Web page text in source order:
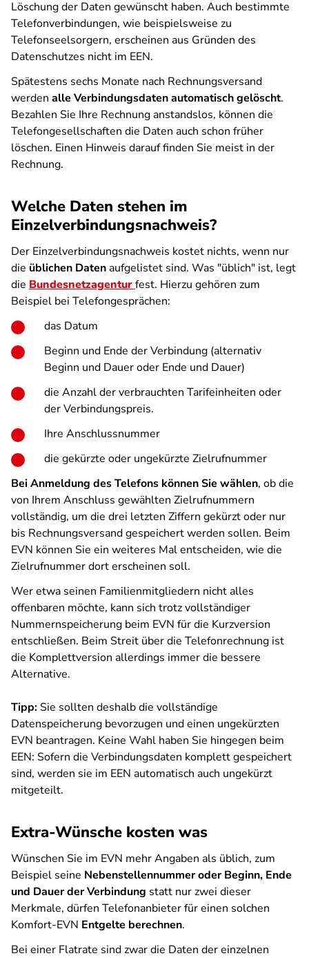
Löschung der Daten gewünscht haben. Auch bestimmte
Telefonverbindungen, wie beispielsweise zu
Telefonseelsorgern, erscheinen aus Gründen des
Datenschutzes nicht im EEN.
Spätestens sechs Monate nach Rechnungsversand
werden alle Verbindungsdaten automatisch gelöscht.
Bezahlen Sie Ihre Rechnung anstandslos, können die
Telefongesellschaften die Daten auch schon früher
löschen. Einen Hinweis darauf finden Sie meist in der
Rechnung.
Welche Daten stehen im
Einzelverbindungsnachweis?
Der Einzelverbindungsnachweis kostet nichts, wenn nur
die üblichen Datenaufgelistet sind. Was "üblich" ist, legt
die Bundesnetzagenturfest. Hierzu gehören zum
Beispiel bei Telefongesprächen:
das Datum
Beginn und Ende der Verbindung (alternativ
Beginn und Dauer oder Ende und Dauer)
die Anzahl der verbrauchten Tarifeinheiten oder
der Verbindungspreis.
Ihre Anschlussnummer
die gekürzte oder ungekürzte Zielrufnummer
Bei Anmeldung des Telefons können Sie wählen, ob die
von Ihrem Anschluss gewählten Zielrufnummern
vollständig, um die drei letzten Ziffern gekürzt oder nur
bis Rechnungsversand gespeichert werden sollen. Beim
EVN können Sie ein weiteres Mal entscheiden, wie die
Zielrufnummer dort erscheinen soll.
Wer etwa seinen Familienmitgliedern nicht alles
offenbaren möchte, kann sich trotz vollständiger
Nummernspeicherung beim EVN für die Kurzversion
entschließen. Beim Streit über die Telefonrechnung ist
die Komplettversion allerdings immer die bessere
Alternative.
Tipp: Sie sollten deshalb die vollständige
Datenspeicherung bevorzugen und einen ungekürzten
EVN beantragen. Keine Wahl haben Sie hingegen beim
EEN: Sofern die Verbindungsdaten komplett gespeichert
sind, werden sie im EEN automatisch auch ungekürzt
mitgeteilt.
Extra-Wünsche kosten was
Wünschen Sie im EVN mehr Angaben als üblich, zum
Beispiel seine Nebenstellennummer oder Beginn, Ende
und Dauer der Verbindung statt nur zwei dieser
Merkmale, dürfen Telefonanbieter für einen solchen
Komfort-EVN Entgelte berechnen.
Bei einer Flatrate sind zwar die Daten der einzelnen